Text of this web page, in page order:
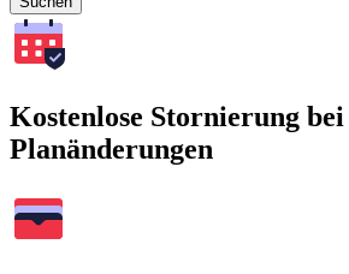
Kostenlose Stornierung bei
Planänderungen